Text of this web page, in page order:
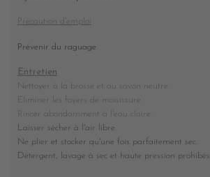
Précaution d'emploi
Prévenir du raguage
Entretien
Nettoyer à la brosse et au savon neutre.
Eliminer les foyers de moisissure.
Rincer abondamment à l'eau claire.
Laisser sécher à l'air libre.
Ne plier et stocker qu'une fois parfaitement sec
Détergent, lavage à sec et haute pression prohibés